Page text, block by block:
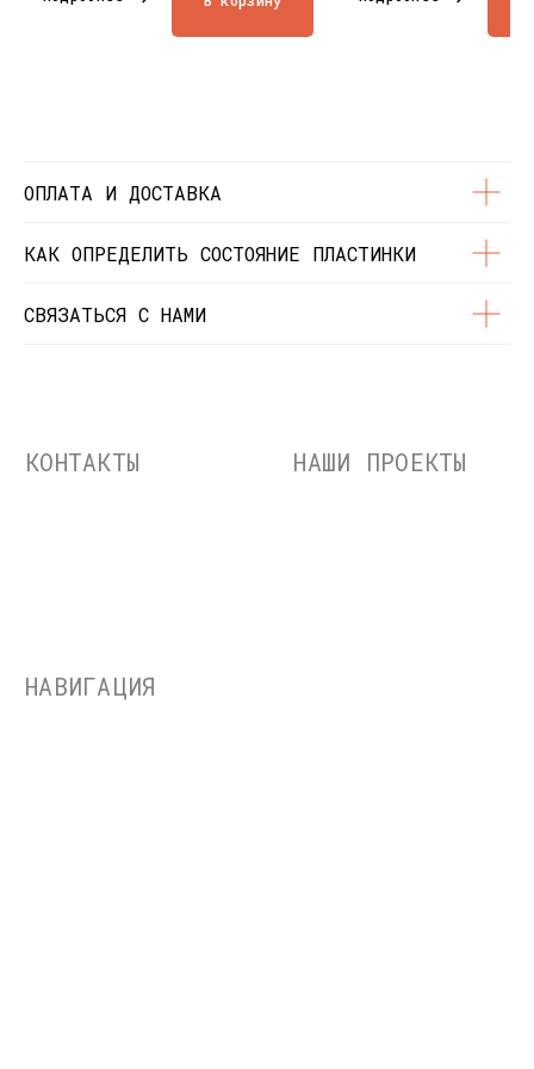
ОПЛАТА И ДОСТАВКА
КАК ОПРЕДЕЛИТЬ СОСТОЯНИЕ ПЛАСТИНКИ
СВЯЗАТЬСЯ С НАМИ